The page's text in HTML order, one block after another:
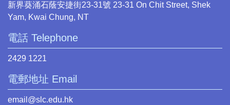
新界葵涌石蔭安捷街23-31號 23-31 On Chit Street, Shek
Yam, Kwai Chung, NT
電話 Telephone
2429 1221
電郵地址 Email
email@slc.edu.hk